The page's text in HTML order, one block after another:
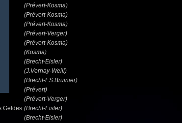
(Prévert-Kosma)
(Prévert-Kosma)
(Prévert-Kosma)
(Prévert-Verger)
(Prévert-Kosma)
(Kosma)
(Brecht-Eisler)
(J.Vernay-Weill)
(Brecht-F.S.Bruinier)
(Prévert)
(Prévert-Verger)
Geldes (Brecht-Eisler)
(Brecht-Eisler)